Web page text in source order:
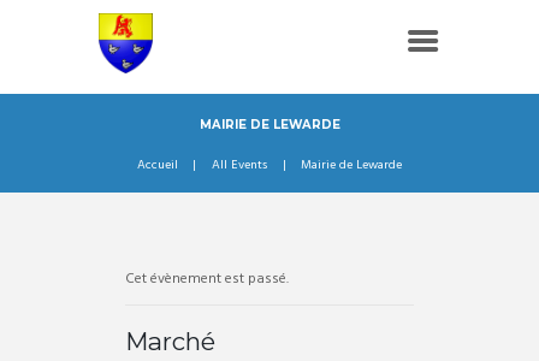
MAIRIE DE LEWARDE
Accueil All Events Mairie de Lewarde
Cet évènement est passé.
Marché